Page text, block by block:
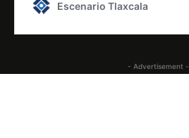
- Advertisement -